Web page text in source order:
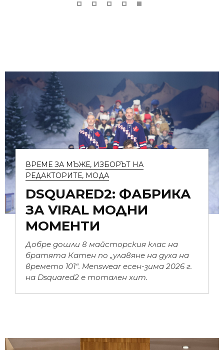
ВРЕМЕ ЗА МЪЖЕ, ИЗБОРЪТ НА
РЕДАКТОРИТЕ, МОДА
DSQUARED2: ФАБРИКА
ЗА VIRAL МОДНИ
МОМЕНТИ
Добре дошли в майсторския клас на
братята Катен по „улавяне на духа на
времето 101“. Menswear eсен-зима 2026 г.
на Dsquared2 е тотален хит.